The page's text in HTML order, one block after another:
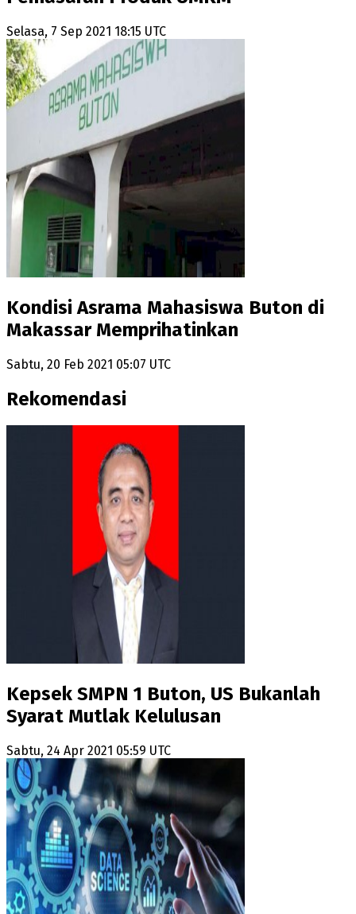
Selasa, 7 Sep 2021 18:15 UTC
Kondisi Asrama Mahasiswa Buton di
Makassar Memprihatinkan
Sabtu, 20 Feb 2021 05:07 UTC
Rekomendasi
Kepsek SMPN 1 Buton, US Bukanlah
Syarat Mutlak Kelulusan
Sabtu, 24 Apr 2021 05:59 UTC